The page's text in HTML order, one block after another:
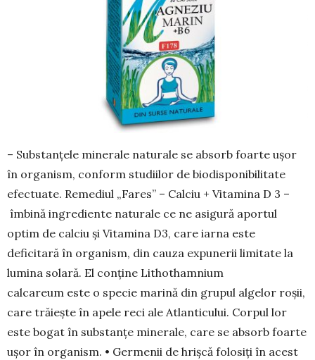
– Substanțele minerale naturale se absorb foarte ușor
în organism, conform studiilor de biodisponibilitate
efectuate. Remediul „Fares” – Calciu + Vitamina D 3 –
îmbină ingrediente naturale ce ne asigură aportul
optim de calciu și Vitamina D3, care iarna este
deficitară în orga­nism, din cauza expunerii limitate la
lumina so­lară. El conține Lithothamnium
calcareum este o specie marină din grupul algelor roșii,
care trăiește în apele reci ale Atlanticului. Corpul lor
este bogat în substanțe minerale, care se absorb foar­te
ușor în organism. • Germenii de hriș­că folosiți în acest